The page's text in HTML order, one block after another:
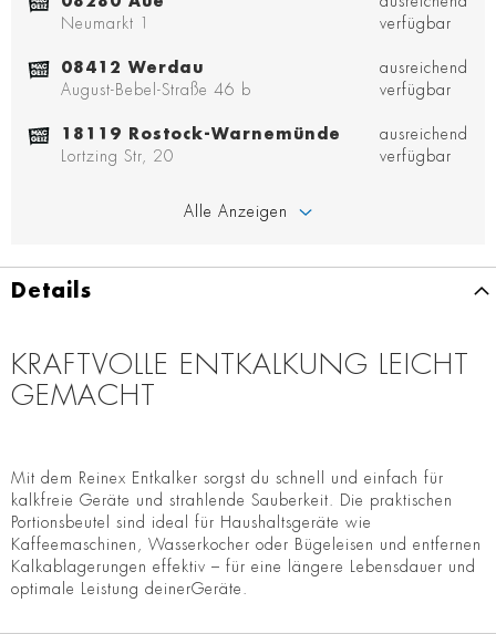
Neumarkt 1
verfügbar
08412 Werdau
August-Bebel-Straße 46 b
ausreichend
verfügbar
18119 Rostock-Warnemünde
Lortzing Str, 20
ausreichend
verfügbar
Alle Anzeigen
Details
KRAFTVOLLE ENTKALKUNG LEICHT
GEMACHT
Mit dem Reinex Entkalker sorgst du schnell und einfach für
kalkfreie Geräte und strahlende Sauberkeit. Die praktischen
Portionsbeutel sind ideal für Haushaltsgeräte wie
Kaffeemaschinen, Wasserkocher oder Bügeleisen und entfernen
Kalkablagerungen effektiv – für eine längere Lebensdauer und
optimale Leistung deinerGeräte.